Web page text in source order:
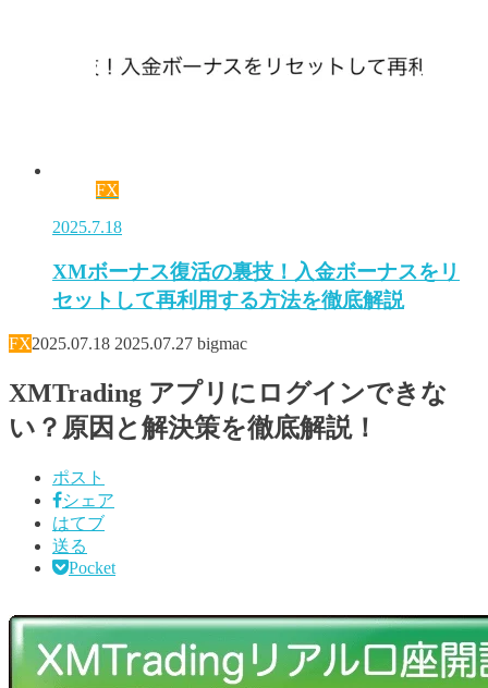
FX
2025.7.18
XMボーナス復活の裏技！入金ボーナスをリ
セットして再利用する方法を徹底解説
FX2025.07.18 2025.07.27 bigmac
XMTrading アプリにログインできな
い？原因と解決策を徹底解説！
ポスト
シェア
はてブ
送る
Pocket